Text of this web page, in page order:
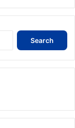
Search